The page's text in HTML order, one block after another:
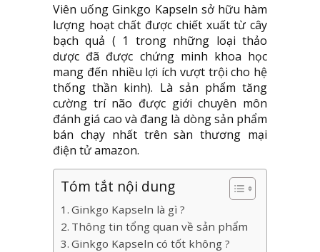
Viên uống Ginkgo Kapseln sở hữu hàm
lượng hoạt chất được chiết xuất từ cây
bạch quả ( 1 trong những loại thảo
dược đã được chứng minh khoa học
mang đến nhiều lợi ích vượt trội cho hệ
thống thần kinh). Là sản phẩm tăng
cường trí não được giới chuyên môn
đánh giá cao và đang là dòng sản phẩm
bán chạy nhất trên sàn thương mại
điện tử amazon.
Tóm tắt nội dung
Ginkgo Kapseln là gì ?
Thông tin tổng quan về sản phẩm
Ginkgo Kapseln có tốt không ?